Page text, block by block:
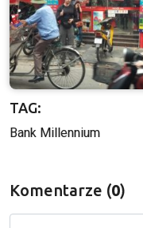
TAG:
Bank Millennium
Komentarze (0)